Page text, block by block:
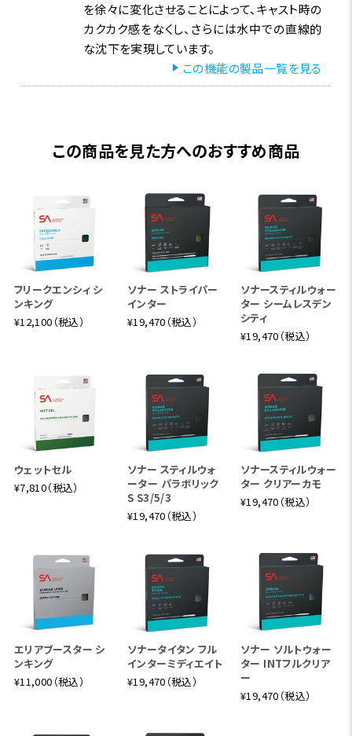
を徐々に変化させることによって、キャスト時の
カクカク感をなくし、さらには水中での直線的
な沈下を実現しています。
この機能の製品一覧を見る
この商品を見た方へのおすすめ商品
フリークエンシィ シ
ンキング
¥12,100（税込）
ソナー ストライパー
インター
¥19,470（税込）
ソナースティルウォー
ター シームレスデン
シティ
¥19,470（税込）
ウェットセル
¥7,810（税込）
ソナー スティルウォ
ーター パラボリック
S S3/5/3
¥19,470（税込）
ソナースティルウォー
ター クリアーカモ
¥19,470（税込）
エリアブースター シ
ンキング
¥11,000（税込）
ソナータイタン フル
インターミディエイト
¥19,470（税込）
ソナー ソルトウォー
ター INTフルクリア
ー
¥19,470（税込）